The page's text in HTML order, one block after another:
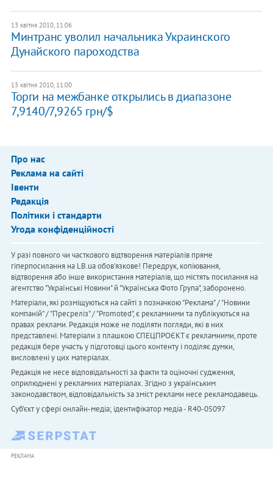
13 квітня 2010, 11:06
Минтранс уволил начальника Украинского
Дунайского пароходства
13 квітня 2010, 11:00
Торги на межбанке открылись в диапазоне
7,9140/7,9265 грн/$
Про нас
Реклама на сайті
Івенти
Редакція
Політики і стандарти
Угода конфіденційності
У разі повного чи часткового відтворення матеріалів пряме
гіперпосилання на LB.ua обов'язкове! Передрук, копіювання,
відтворення або інше використання матеріалів, що містять посилання на
агентство "Українськi Новини" й "Українська Фото Група", заборонено.
Матеріали, які розміщуються на сайті з позначкою "Реклама" / "Новини
компаній" / "Пресреліз" / "Promoted", є рекламними та публікуються на
правах реклами. Редакція може не поділяти погляди, які в них
представлені. Матеріали з плашкою СПЕЦПРОЄКТ є рекламними, проте
редакція бере участь у підготовці цього контенту і поділяє думки,
висловлені у цих матеріалах.
Редакція не несе відповідальності за факти та оціночні судження,
оприлюднені у рекламних матеріалах. Згідно з українським
законодавством, відповідальність за зміст реклами несе рекламодавець.
Cуб'єкт у сфері онлайн-медіа; ідентифікатор медіа - R40-05097
РЕКЛАМА